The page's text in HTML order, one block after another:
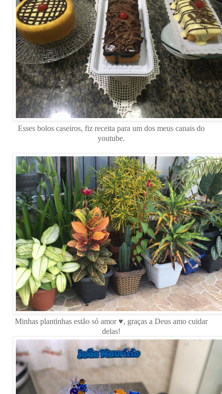
Esses bolos caseiros, fiz receita para um dos meus canais do
youtube.
Minhas plantinhas estão só amor ♥, graças a Deus amo cuidar
delas!